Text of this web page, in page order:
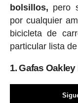
bolsillos, pero
por cualquier
bicicleta de
particular lista
1. Gafas